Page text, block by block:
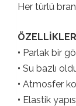
Her türlü
• Parlak bir
• Su bazlı
• Atmosfer
• Elastik